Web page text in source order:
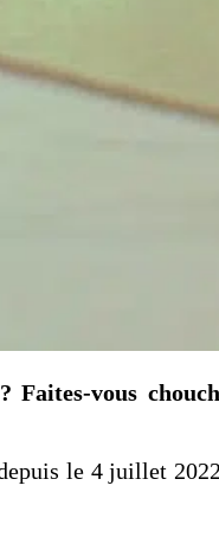
vous
le 4 juillet